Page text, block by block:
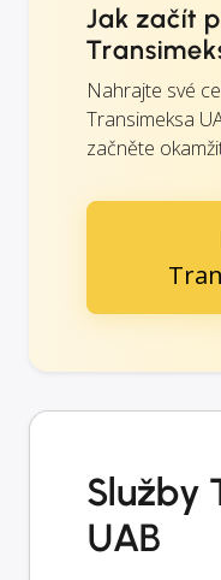
Jak začít
Nahrajte své
Transimeksa
začněte
Služby
UAB